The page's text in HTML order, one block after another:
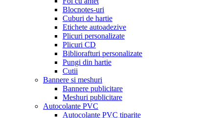
Blocnotes-uri
Cuburi de hartie
Etichete autoadezive
Plicuri personalizate
Plicuri CD
Bibliorafturi personalizate
Pungi din hartie
Cutii
Bannere si meshuri
Bannere publicitare
Meshuri publicitare
Autocolante PVC
Autocolante PVC tiparite